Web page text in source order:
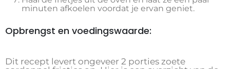
minuten afkoelen voordat je ervan geniet.
Opbrengst en voedingswaarde:
Dit recept levert ongeveer 2 porties zoete